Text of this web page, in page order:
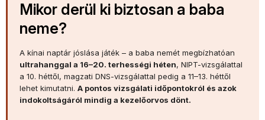
Mikor derül ki biztosan a baba
neme?
A kínai naptár jóslása játék – a baba nemét megbízhatóan
ultrahanggal a 16–20. terhességi héten, NIPT-vizsgálattal
a 10. héttől, magzati DNS-vizsgálattal pedig a 11–13. héttől
lehet kimutatni.A pontos vizsgálati időpontokról és azok
indokoltságáról mindig a kezelőorvos dönt.